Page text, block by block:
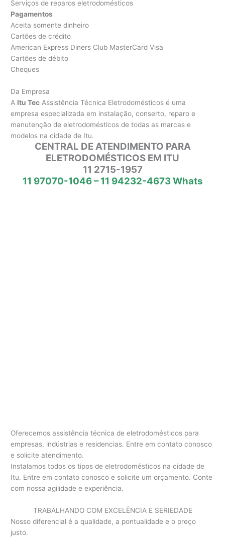
Serviços de reparos eletrodomésticos
Pagamentos
Aceita somente dinheiro
Cartões de crédito
American Express Diners Club MasterCard Visa
Cartões de débito
Cheques
Da Empresa
A Itu Tec Assistência Técnica Eletrodomésticos é uma
empresa especializada em instalação, conserto, reparo e
manutenção de eletrodomésticos de todas as marcas e
modelos na cidade de Itu.
CENTRAL DE ATENDIMENTO PARA
ELETRODOMÉSTICOS EM ITU
11 2715-1957
11 97070-1046 – 11 94232-4673 Whats
Oferecemos assistência técnica de eletrodomésticos para
empresas, indústrias e residencias. Entre em contato conosco
e solicite atendimento.
Instalamos todos os tipos de eletrodomésticos na cidade de
Itu. Entre em contato conosco e solicite um orçamento. Conte
com nossa agilidade e experiência.
TRABALHANDO COM EXCELÊNCIA E SERIEDADE
Nosso diferencial é a qualidade, a pontualidade e o preço
justo.